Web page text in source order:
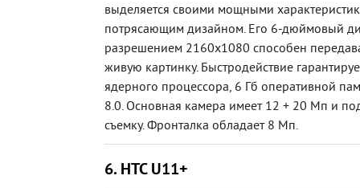
выделяется своими мощными
потрясающим дизайном. Его 6-дюймовый
разрешением 2160х1080 способен
живую картинку. Быстродействие
ядерного процессора, 6 Гб оперативной
8.0. Основная камера имеет 12 + 20 Мп и
съемку. Фронталка обладает 8 Мп.
6. HTC U11+